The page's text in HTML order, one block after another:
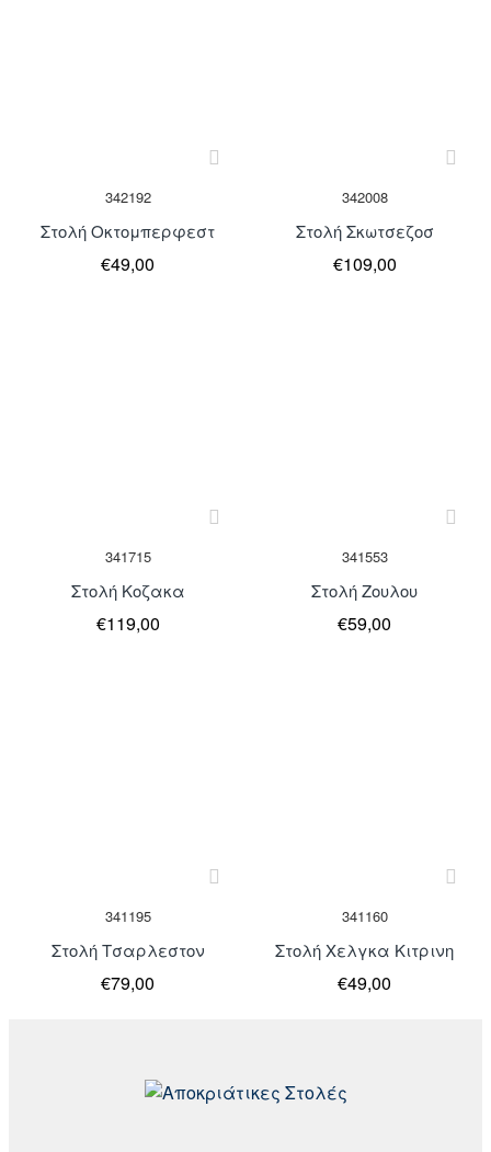
Μη Διαθέσιμο
342192
Στολή Οκτομπερφεστ
€49,00
Μη Διαθέσιμο
342008
Στολή Σκωτσεζοσ
€109,00
Μη Διαθέσιμο
341715
Στολή Κοζακα
€119,00
Μη Διαθέσιμο
341553
Στολή Ζουλου
€59,00
Μη Διαθέσιμο
341195
Στολή Τσαρλεστον
€79,00
Μη Διαθέσιμο
341160
Στολή Χελγκα Κιτρινη
€49,00